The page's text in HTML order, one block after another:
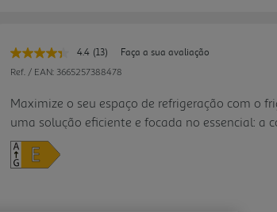
4.4 Leu
13
para
a
(13)
Faça a sua avaliação
Ref. / EAN: 3665257388478
Maximize o seu espaço de refrigeração com o
uma solução eficiente e focada no essencial: a
alimentos frescos. Com uma generosa
aparelho é perfeito para quem não necessita de